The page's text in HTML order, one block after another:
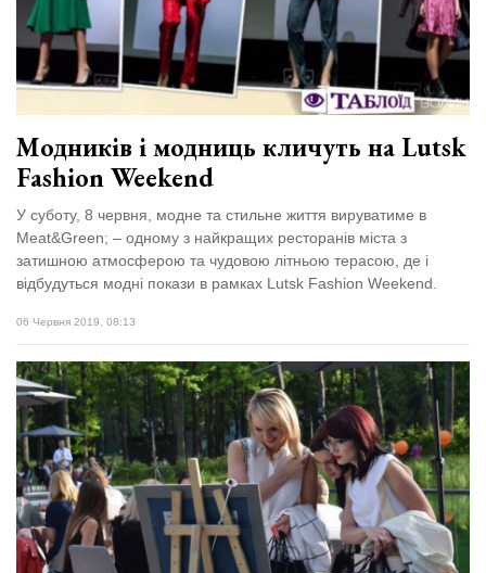
Модників і модниць кличуть на Lutsk
Fashion Weekend
У суботу, 8 червня, модне та стильне життя вируватиме в
Meat&Green; – одному з найкращих ресторанів міста з
затишною атмосферою та чудовою літньою терасою, де і
відбудуться модні покази в рамках Lutsk Fashion Weekend.
06 Червня 2019, 08:13